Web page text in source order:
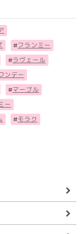
#フランミー
#ラヴェール
ンデー
#マーブル
ー
#モラク